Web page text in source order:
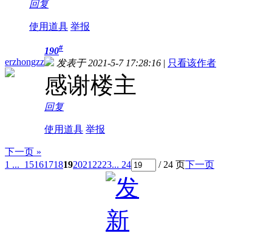
回复
使用道具 举报
erzhongzz
190#
发表于 2021-5-7 17:28:16 | 只看该作者
感谢楼主
回复
使用道具 举报
下一页 »
1 ... 15161718192021 2223... 24 / 24 页下一页